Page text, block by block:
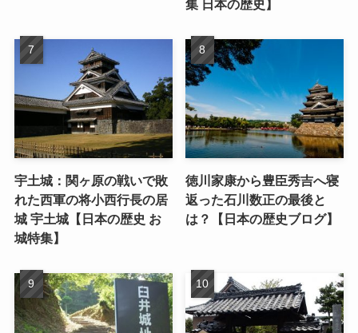
集 日本の歴史】
宇土城：関ヶ原の戦いで敗
れた西軍の将小西行長の居
城 宇土城【日本の歴史 お
城特集】
徳川家康から豊臣秀吉へ寝
返った石川数正の最後と
は？【日本の歴史ブログ】